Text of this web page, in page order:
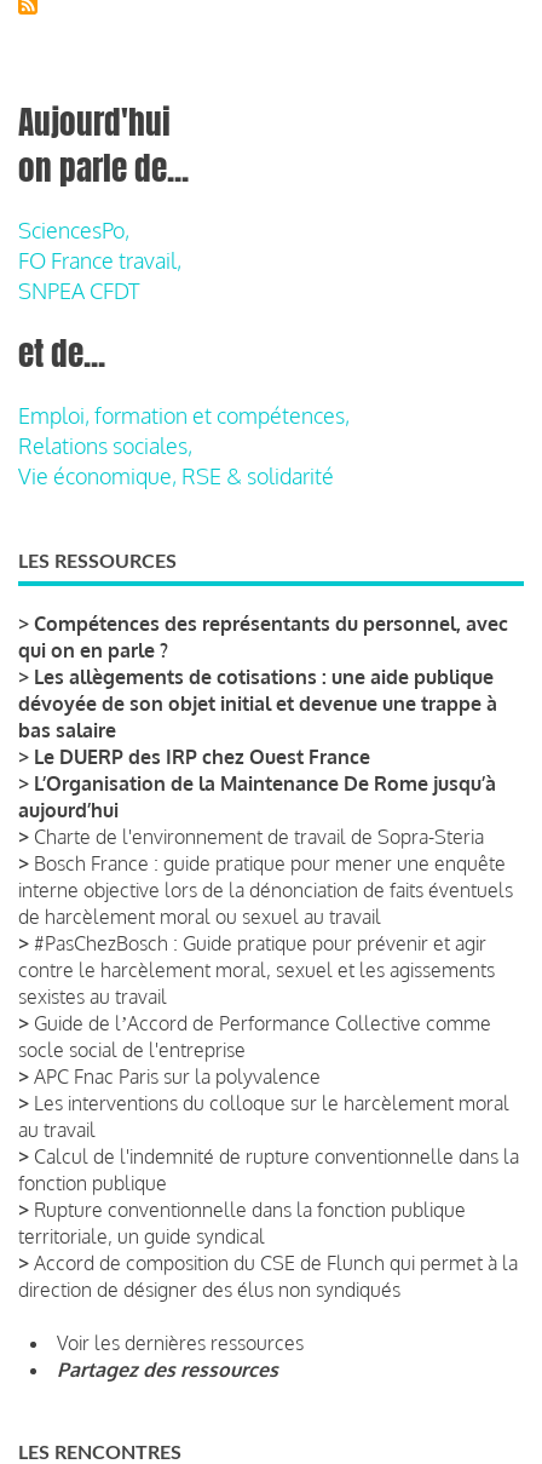
Aujourd'hui
on parle de...
SciencesPo,
FO France travail,
SNPEA CFDT
et de...
Emploi, formation et compétences,
Relations sociales,
Vie économique, RSE & solidarité
LES RESSOURCES
> Compétences des représentants du personnel, avec
qui on en parle ?
> Les allègements de cotisations : une aide publique
dévoyée de son objet initial et devenue une trappe à
bas salaire
> Le DUERP des IRP chez Ouest France
> L’Organisation de la Maintenance De Rome jusqu’à
aujourd’hui
> Charte de l'environnement de travail de Sopra-Steria
> Bosch France : guide pratique pour mener une enquête
interne objective lors de la dénonciation de faits éventuels
de harcèlement moral ou sexuel au travail
> #PasChezBosch : Guide pratique pour prévenir et agir
contre le harcèlement moral, sexuel et les agissements
sexistes au travail
> Guide de lʼAccord de Performance Collective comme
socle social de l'entreprise
> APC Fnac Paris sur la polyvalence
> Les interventions du colloque sur le harcèlement moral
au travail
> Calcul de l'indemnité de rupture conventionnelle dans la
fonction publique
> Rupture conventionnelle dans la fonction publique
territoriale, un guide syndical
> Accord de composition du CSE de Flunch qui permet à la
direction de désigner des élus non syndiqués
Voir les dernières ressources
Partagez des ressources
LES RENCONTRES